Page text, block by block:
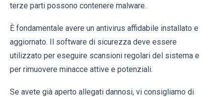
terze parti possono contenere malware.
È fondamentale avere un antivirus affidabile installato e
aggiornato. Il software di sicurezza deve essere
utilizzato per eseguire scansioni regolari del sistema e
per rimuovere minacce attive e potenziali.
Se avete già aperto allegati dannosi, vi consigliamo di